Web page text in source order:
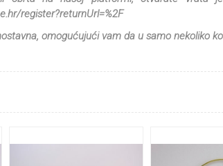
register?returnUrl=%2F
omogućujući vam da u samo nekoliko